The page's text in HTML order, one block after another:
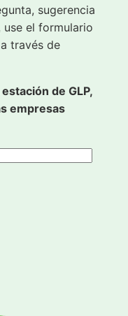
sugerencia
use el formulario
través de
de GLP,
empresas